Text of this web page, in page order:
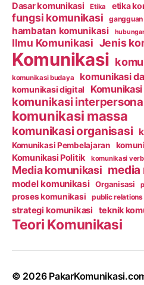
Dasar komunikasi Etika etika
fungsi komunikasi
hambatan komunikasi
Ilmu Komunikasi Jenis
Komunikasi
komunikasi budaya komunikasi
komunikasi digital
komunikasi
komunikasi massa
komunikasi organisasi
Komunikasi Pembelajaran
Komunikasi Politik komunikasi
Media komunikasi media
model komunikasi Organisasi
proses komunikasi public relations
strategi komunikasi teknik
Teori Komunikasi
© 2026